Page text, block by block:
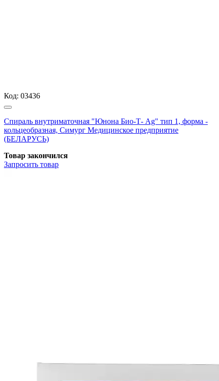
Код: 03436
Спираль внутриматочная "Юнона Био-Т- Аg" тип 1, форма -
кольцеобразная, Симург Медицинское предприятие
(БЕЛАРУСЬ)
Товар закончился
Запросить товар